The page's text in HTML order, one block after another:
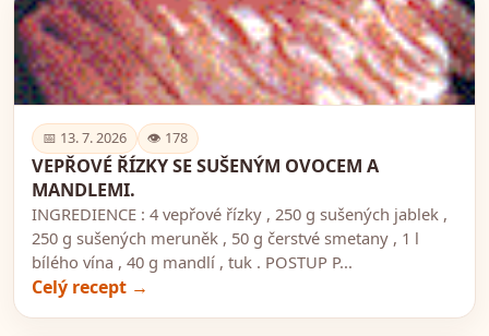
📅 13. 7. 2026 👁 178
VEPŘOVÉ ŘÍZKY SE SUŠENÝM OVOCEM A
MANDLEMI.
INGREDIENCE : 4 vepřové řízky , 250 g sušených jablek ,
250 g sušených meruněk , 50 g čerstvé smetany , 1 l
bílého vína , 40 g mandlí , tuk . POSTUP P...
Celý recept →